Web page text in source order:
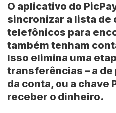
O aplicativo do
sincronizar a lista de
telefônicos para
também tenham
Isso elimina uma
transferências – a
da conta, ou a chave
receber o dinheiro.